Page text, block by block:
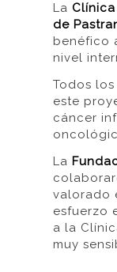
La
de
benéfico
nivel
Todos
este
cáncer
La
valorado
esfuerzo
a la
muy